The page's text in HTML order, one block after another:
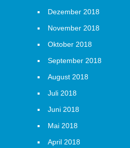
Dezember 2018
November 2018
Oktober 2018
September 2018
August 2018
Juli 2018
Juni 2018
Mai 2018
April 2018